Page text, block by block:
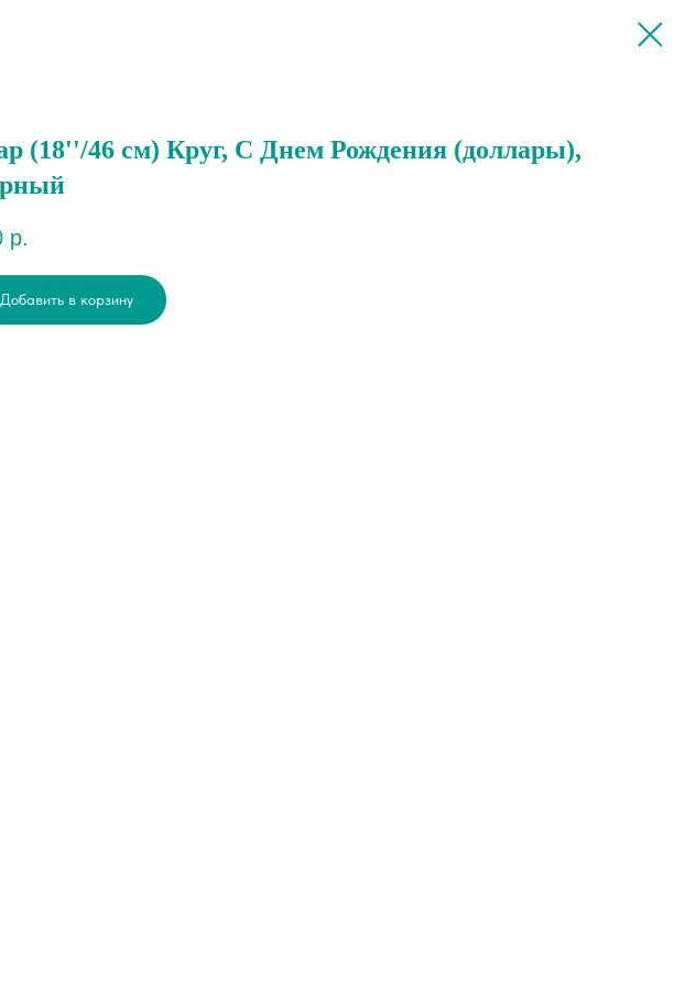
(18''/46 см) Круг, С Днем Рождения (доллары),
р.
Добавить в корзину